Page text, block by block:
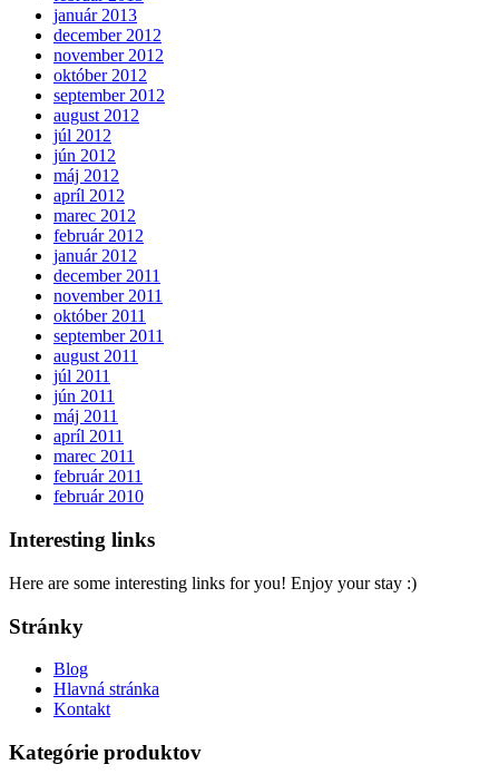
január 2013
december 2012
november 2012
október 2012
september 2012
august 2012
júl 2012
jún 2012
máj 2012
apríl 2012
marec 2012
február 2012
január 2012
december 2011
november 2011
október 2011
september 2011
august 2011
júl 2011
jún 2011
máj 2011
apríl 2011
marec 2011
február 2011
február 2010
Interesting links
Here are some interesting links for you! Enjoy your stay :)
Stránky
Blog
Hlavná stránka
Kontakt
Kategórie produktov